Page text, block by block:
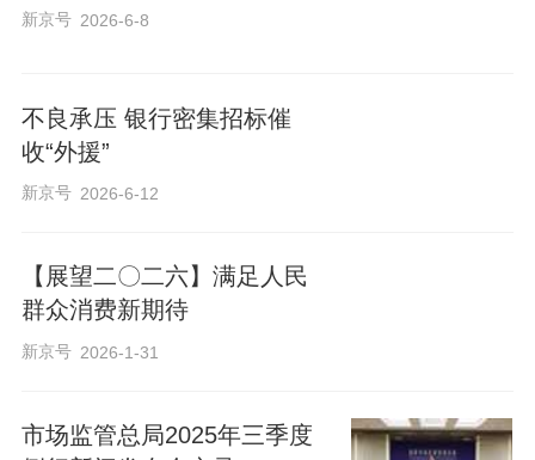
新京号 2026-6-8
不良承压 银行密集招标催
收“外援”
新京号 2026-6-12
【展望二〇二六】满足人民
群众消费新期待
新京号 2026-1-31
市场监管总局2025年三季度